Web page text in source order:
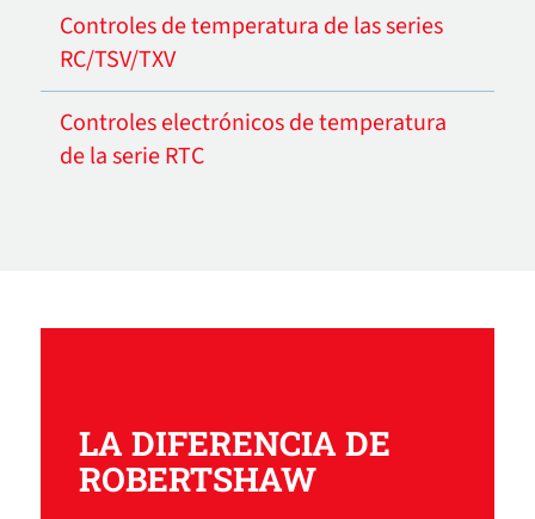
Controles de temperatura de las series
RC/TSV/TXV
Controles electrónicos de temperatura
de la serie RTC
LA DIFERENCIA DE
ROBERTSHAW